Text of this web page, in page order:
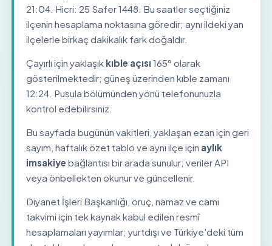
21:04. Hicri: 25 Safer 1448. Bu saatler seçtiğiniz
ilçenin hesaplama noktasına göredir; aynı ildeki yan
ilçelerle birkaç dakikalık fark doğaldır.
Çayırlı için yaklaşık kıble açısı 165° olarak
gösterilmektedir; güneş üzerinden kıble zamanı
12:24. Pusula bölümünden yönü telefonunuzla
kontrol edebilirsiniz.
Bu sayfada bugünün vakitleri, yaklaşan ezan için geri
sayım, haftalık özet tablo ve aynı ilçe için aylık
imsakiye bağlantısı bir arada sunulur; veriler API
veya önbellekten okunur ve güncellenir.
Diyanet İşleri Başkanlığı, oruç, namaz ve cami
takvimi için tek kaynak kabul edilen resmî
hesaplamaları yayımlar; yurtdışı ve Türkiye'deki tüm